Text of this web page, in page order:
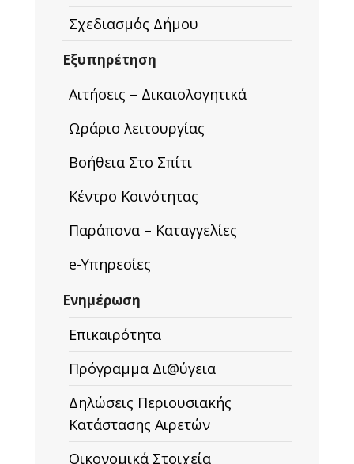
Σχεδιασμός Δήμου
Εξυπηρέτηση
Αιτήσεις – Δικαιολογητικά
Ωράριο λειτουργίας
Βοήθεια Στο Σπίτι
Κέντρο Κοινότητας
Παράπονα – Καταγγελίες
e-Υπηρεσίες
Ενημέρωση
Επικαιρότητα
Πρόγραμμα Δι@ύγεια
Δηλώσεις Περιουσιακής
Κατάστασης Αιρετών
Οικονομικά Στοιχεία